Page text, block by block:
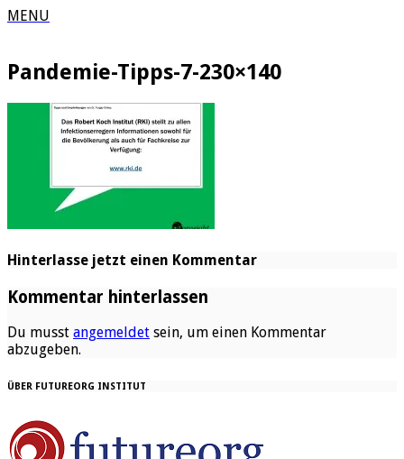
MENU
Pandemie-Tipps-7-230×140
Hinterlasse jetzt einen Kommentar
Kommentar hinterlassen
Du musst angemeldet sein, um einen Kommentar
abzugeben.
ÜBER FUTUREORG INSTITUT